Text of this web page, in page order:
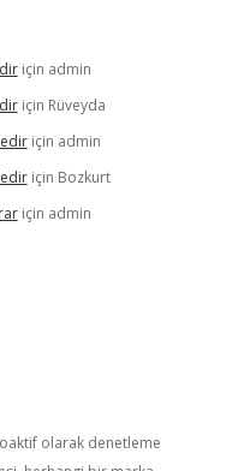
için admin
için Rüveyda
için admin
için Bozkurt
için admin
olarak denetleme